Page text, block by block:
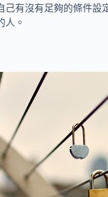
有沒有足夠的條件設
人。